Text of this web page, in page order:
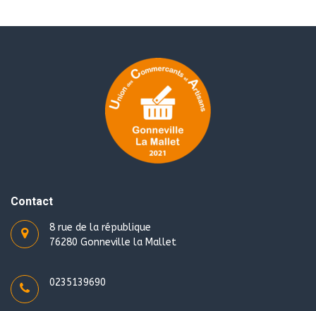
Contact
8 rue de la république
76280 Gonneville la Mallet
0235139690